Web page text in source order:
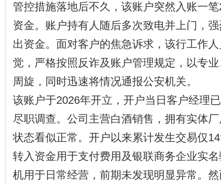
管控措施落地后不久，该账户突然入账一
资金。账户持有人随后多次致电并上门，
出资金。面对客户的焦急诉求，该行工作
觉，严格按照反诈及账户管理规定，以专
周旋，同时迅速将情况通报公安机关。
该账户于2026年开立，开户当日客户经理
尽职调查。公司主营白酒销售，拥有实体
状态看似正常。开户以来累计发生交易仅
转入资金用于支付费用及银联商务企业实
机用于日常经营，前期未发现明显异常。